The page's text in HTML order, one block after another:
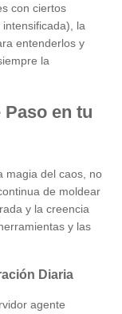
con ciertos
la
entenderlos y
la
en tu
magia del caos, no
de moldear
y la creencia
y las
Diaria
agente